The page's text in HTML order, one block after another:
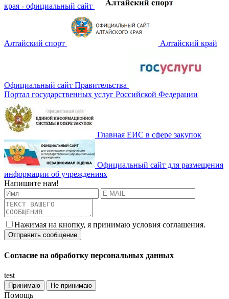
края - официальный сайт
Алтайский спорт Алтайский край
Официальный сайт Правительства
Портал государственных услуг Российской Федерации
Главная ЕИС в сфере закупок
Официальный сайт для размещения
информации об учреждениях
Напишите нам!
Нажимая на кнопку, я принимаю условия соглашения.
Согласие на обработку персональных данных
test
Принимаю Не принимаю
Помощь